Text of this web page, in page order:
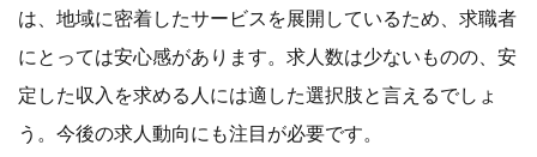
は、地域に密着したサービスを展開しているため、求職者
にとっては安心感があります。求人数は少ないものの、安
定した収入を求める人には適した選択肢と言えるでしょ
う。今後の求人動向にも注目が必要です。